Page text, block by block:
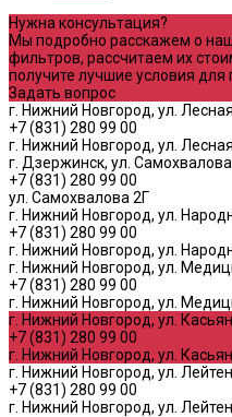
Нужна консультация?
Мы подробно расскажем о
фильтров, рассчитаем их
получите лучшие условия для
Задать вопрос
г. Нижний Новгород, ул.
+7 (831) 280 99 00
г. Нижний Новгород, ул.
г. Дзержинск, ул.
+7 (831) 280 99 00
ул. Самохвалова 2Г
г. Нижний Новгород, ул.
+7 (831) 280 99 00
г. Нижний Новгород, ул.
г. Нижний Новгород, ул.
+7 (831) 280 99 00
г. Нижний Новгород, ул.
г. Нижний Новгород, ул.
+7 (831) 280 99 00
г. Нижний Новгород, ул.
г. Нижний Новгород, ул.
+7 (831) 280 99 00
г. Нижний Новгород, ул.